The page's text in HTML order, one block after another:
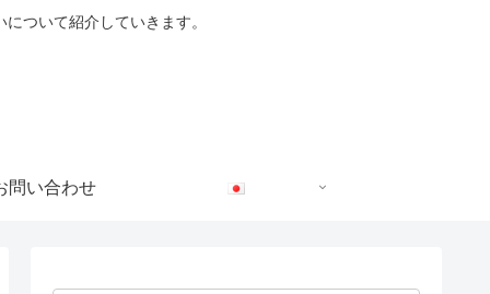
ついて紹介していきます。
問い合わせ